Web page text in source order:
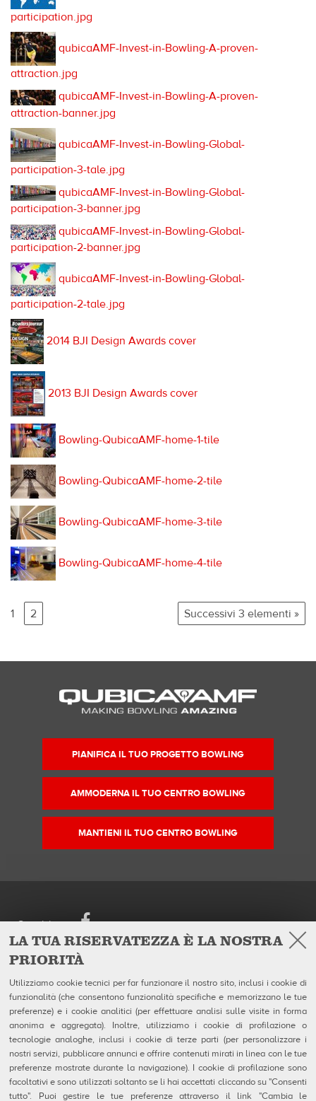
LA TUA RISERVATEZZA È LA NOSTRA
PRIORITÀ
Utilizziamo cookie tecnici per far funzionare il nostro sito, inclusi i cookie di
funzionalità (che consentono funzionalità specifiche e memorizzano le tue
preferenze) e i cookie analitici (per effettuare analisi sulle visite in forma
anonima e aggregata). Inoltre, utilizziamo i cookie di profilazione o
tecnologie analoghe, inclusi i cookie di terze parti (per personalizzare i
nostri servizi, pubblicare annunci e offrire contenuti mirati in linea con le tue
preferenze mostrate durante la navigazione). I cookie di profilazione sono
facoltativi e sono utilizzati soltanto se li hai accettati cliccando su "Consenti
tutto". Puoi gestire le tue preferenze attraverso il link "Cambia le
participation.jpg
qubicaAMF-Invest-in-Bowling-A-proven-
attraction.jpg
qubicaAMF-Invest-in-Bowling-A-proven-
attraction-banner.jpg
qubicaAMF-Invest-in-Bowling-Global-
participation-3-tale.jpg
qubicaAMF-Invest-in-Bowling-Global-
participation-3-banner.jpg
qubicaAMF-Invest-in-Bowling-Global-
participation-2-banner.jpg
qubicaAMF-Invest-in-Bowling-Global-
participation-2-tale.jpg
2014 BJI Design Awards cover
2013 BJI Design Awards cover
Bowling-QubicaAMF-home-1-tile
Bowling-QubicaAMF-home-2-tile
Bowling-QubicaAMF-home-3-tile
Bowling-QubicaAMF-home-4-tile
1 2 Successivi 3 elementi »
PIANIFICA IL TUO PROGETTO BOWLING
AMMODERNA IL TUO CENTRO BOWLING
MANTIENI IL TUO CENTRO BOWLING
European Headquarters
Via della Croce Coperta, 15
40128 Bologna - Italy
Tel. +39.0514192611
Fax +39.0514192602
P.I. IT04320910377
Galleria
Notizie
Contatti
MSDS Forms
Privacy e Note Legali
Uso dei Cookie
Seguici su
Facebook